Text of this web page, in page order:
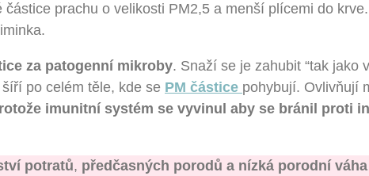
částice prachu o velikosti PM2,5 a menší plícemi do
za patogenní mikroby. Snaží se je zahubit “tak jako
po celém těle, kde se PM částice pohybují. Ovlivňují
imunitní systém se vyvinul aby se bránil proti
potratů, předčasných porodů a nízká porodní